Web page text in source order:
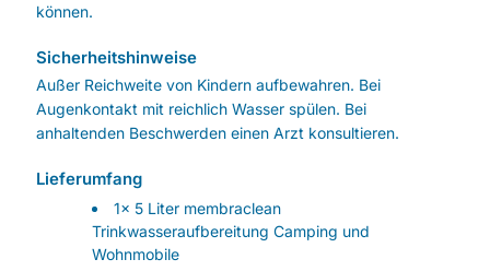
können.
Sicherheitshinweise
Außer Reichweite von Kindern aufbewahren. Bei
Augenkontakt mit reichlich Wasser spülen. Bei
anhaltenden Beschwerden einen Arzt konsultieren.
Lieferumfang
1x 5 Liter membraclean
Trinkwasseraufbereitung Camping und
Wohnmobile